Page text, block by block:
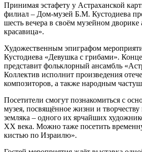
Принимая эстафету у Астраханской
филиал – Дом-музей Б.М. Кустодиева
шесть вечера в своём музейном дворике
красавица».
Художественным эпиграфом
Кустодиева «Девушка с грибами».
представит фольклорный ансамбль
Коллектив исполнит произведения
композиторов, а также народным
Посетители смогут познакомиться с
музея, посвящённое жизни и
земляка – одного их ярчайших
XX века. Можно таже посетить
кистью по Израилю».